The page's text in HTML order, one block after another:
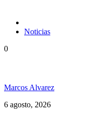
Noticias
0
Marcos Alvarez
6 agosto, 2026